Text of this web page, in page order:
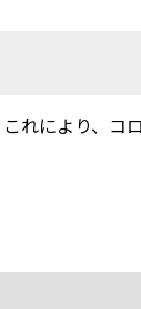
れにより、